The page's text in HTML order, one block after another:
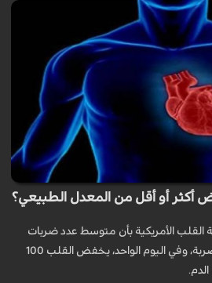
أكثر أو أقل من المعدل الطبيعي؟
الأمريكية بأن متوسط عدد ضربات
قلب الإنسان يبلغ 2.5 مليار ضربة، وفي اليوم الواحد، يخفض القلب 100